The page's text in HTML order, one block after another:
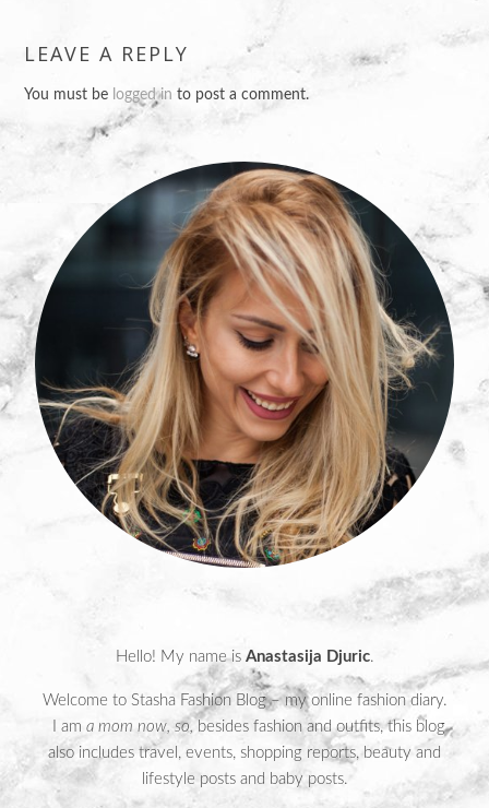
LEAVE A REPLY
You must be logged in to post a comment.
Hello! My name is Anastasija Djuric.
Welcome to Stasha Fashion Blog – my online fashion diary.
I am a mom now, so, besides fashion and outfits, this blog
also includes travel, events, shopping reports, beauty and
lifestyle posts and baby posts.